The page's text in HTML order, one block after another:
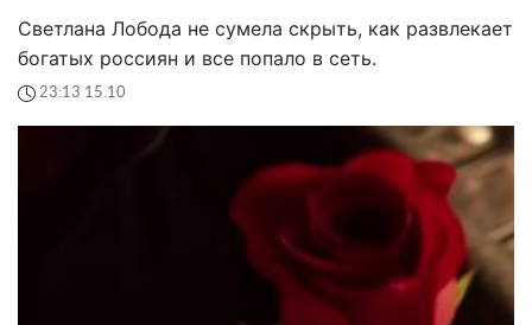
Светлана Лобода не сумела скрыть, как развлекает
богатых россиян и все попало в сеть.
23:13 15.10